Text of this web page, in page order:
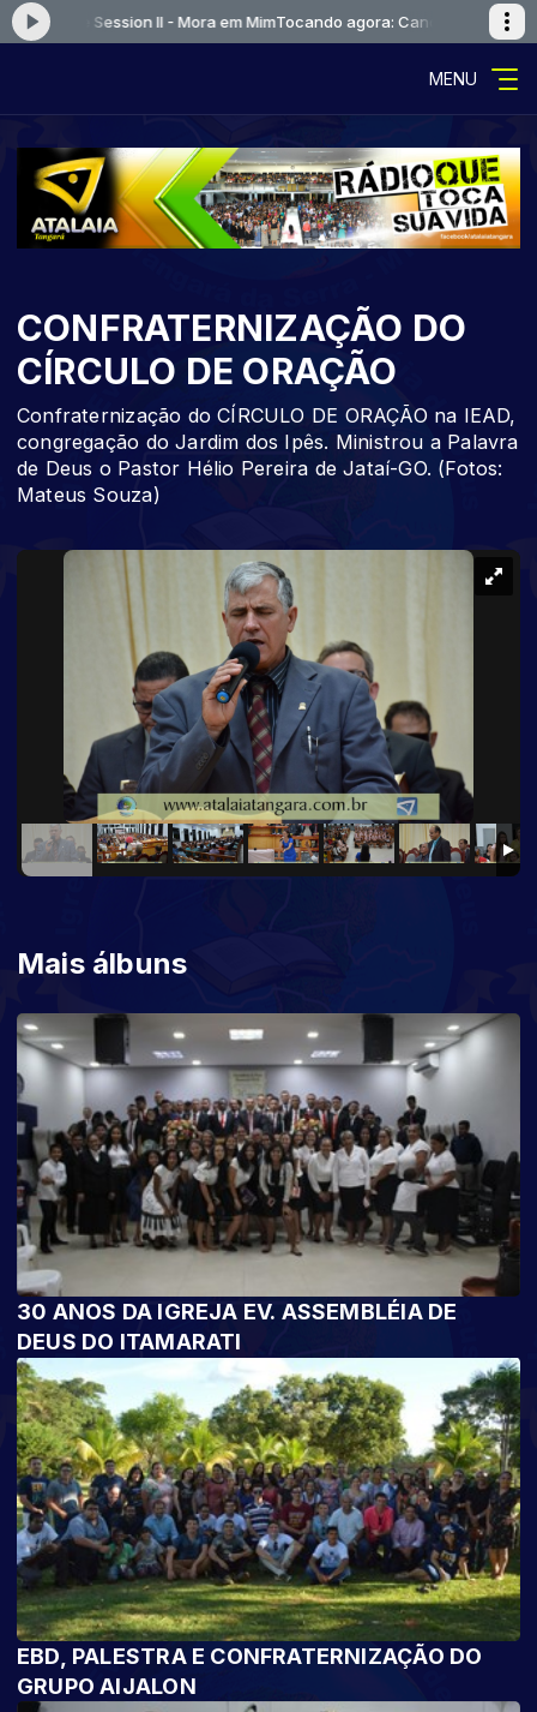
- Live Session II - Mora em MimTocando agora: Canção e Louvor -
MENU
CONFRATERNIZAÇÃO DO
CÍRCULO DE ORAÇÃO
Confraternização do CÍRCULO DE ORAÇÃO na IEAD,
congregação do Jardim dos Ipês. Ministrou a Palavra
de Deus o Pastor Hélio Pereira de Jataí-GO. (Fotos:
Mateus Souza)
Mais álbuns
30 ANOS DA IGREJA EV. ASSEMBLÉIA DE
DEUS DO ITAMARATI
EBD, PALESTRA E CONFRATERNIZAÇÃO DO
GRUPO AIJALON